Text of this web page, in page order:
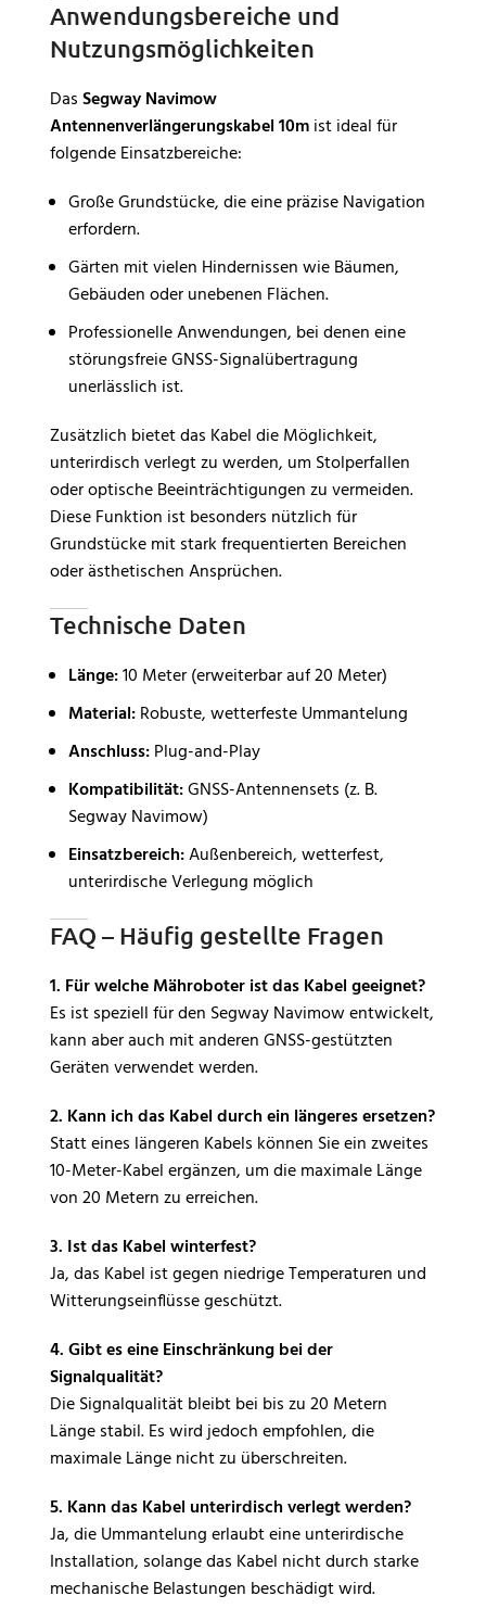
Anwendungsbereiche und
Nutzungsmöglichkeiten
DasSegway Navimow
Antennenverlängerungskabel 10mist ideal für
folgende Einsatzbereiche:
Große Grundstücke, die eine präzise Navigation
erfordern.
Gärten mit vielen Hindernissen wie Bäumen,
Gebäuden oder unebenen Flächen.
Professionelle Anwendungen, bei denen eine
störungsfreie GNSS-Signalübertragung
unerlässlich ist.
Zusätzlich bietet das Kabel die Möglichkeit,
unterirdisch verlegt zu werden, um Stolperfallen
oder optische Beeinträchtigungen zu vermeiden.
Diese Funktion ist besonders nützlich für
Grundstücke mit stark frequentierten Bereichen
oder ästhetischen Ansprüchen.
Technische Daten
Länge:10 Meter (erweiterbar auf 20 Meter)
Material:Robuste, wetterfeste Ummantelung
Anschluss:Plug-and-Play
Kompatibilität:GNSS-Antennensets (z. B.
Segway Navimow)
Einsatzbereich:Außenbereich, wetterfest,
unterirdische Verlegung möglich
FAQ – Häufig gestellte Fragen
1. Für welche Mähroboter ist das Kabel geeignet?
Es ist speziell für den Segway Navimow entwickelt,
kann aber auch mit anderen GNSS-gestützten
Geräten verwendet werden.
2. Kann ich das Kabel durch ein längeres ersetzen?
Statt eines längeren Kabels können Sie ein zweites
10-Meter-Kabel ergänzen, um die maximale Länge
von 20 Metern zu erreichen.
3. Ist das Kabel winterfest?
Ja, das Kabel ist gegen niedrige Temperaturen und
Witterungseinflüsse geschützt.
4. Gibt es eine Einschränkung bei der
Signalqualität?
Die Signalqualität bleibt bei bis zu 20 Metern
Länge stabil. Es wird jedoch empfohlen, die
maximale Länge nicht zu überschreiten.
5. Kann das Kabel unterirdisch verlegt werden?
Ja, die Ummantelung erlaubt eine unterirdische
Installation, solange das Kabel nicht durch starke
mechanische Belastungen beschädigt wird.